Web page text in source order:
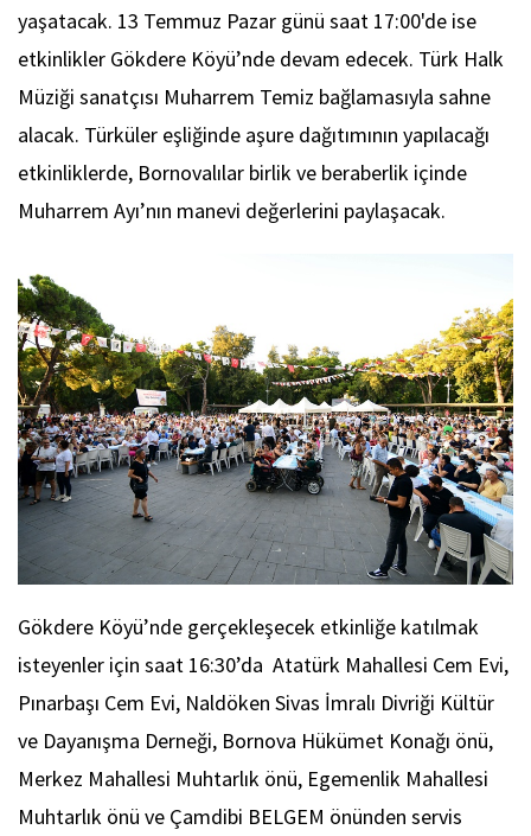
yaşatacak. 13 Temmuz Pazar günü saat 17:00'de ise
etkinlikler Gökdere Köyü’nde devam edecek. Türk Halk
Müziği sanatçısı Muharrem Temiz bağlamasıyla sahne
alacak. Türküler eşliğinde aşure dağıtımının yapılacağı
etkinliklerde, Bornovalılar birlik ve beraberlik içinde
Muharrem Ayı’nın manevi değerlerini paylaşacak.
Gökdere Köyü’nde gerçekleşecek etkinliğe katılmak
isteyenler için saat 16:30’da Atatürk Mahallesi Cem Evi,
Pınarbaşı Cem Evi, Naldöken Sivas İmralı Divriği Kültür
ve Dayanışma Derneği, Bornova Hükümet Konağı önü,
Merkez Mahallesi Muhtarlık önü, Egemenlik Mahallesi
Muhtarlık önü ve Çamdibi BELGEM önünden servis